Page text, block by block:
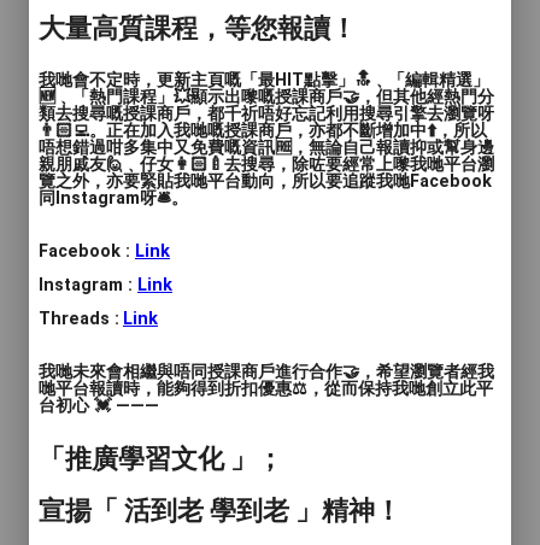
語言: 廣東話
人數: 1對1, 2至4人, 多於4人
教學模式: 面授, 網授
時間: 105分鐘至1200分鐘
價錢: 體驗班 $400 - $480 導師班 $8000 - $9000
服務地區: 觀塘區
讓顏料互相自由融合，感受色彩的自由流
動，在過程當中感受到意想不到的不可能，
每一次都是不一樣的創作，具有療癒感的藝
術體驗。
零繪畫經驗、零藝術感、零創作感，享受療
癒感的藝術體驗
大量高質課程，等您報讀！
我哋會不定時，更新主頁嘅「最HIT點擊」🔝﹑「編輯精選」
🆕﹑「熱門課程」💥顯示出嚟嘅授課商戶🤝，但其他經熱門分
類去搜尋嘅授課商戶，都千祈唔好忘記利用搜尋引擎去瀏覽呀
👨🏻‍💻。正在加入我哋嘅授課商戶，亦都不斷增加中⬆️，所以
唔想錯過咁多集中又免費嘅資訊🆓，無論自己報讀抑或幫身邊
親朋戚友🙋﹑仔女👩🏻‍🍼去搜尋，除咗要經常上嚟我哋平台瀏
覽之外，亦要緊貼我哋平台動向，所以要追蹤我哋Facebook
同Instagram呀🛎️。
Facebook : Link
Instagram : Link
Threads : Link
我哋未來會相繼與唔同授課商戶進行合作🤝，希望瀏覽者經我
哋平台報讀時，能夠得到折扣優惠⚖️，從而保持我哋創立此平
台初心 💓 ———
「推廣學習文化 」；
宣揚「 活到老 學到老 」精神！